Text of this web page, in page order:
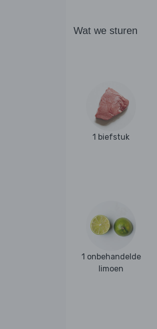
Wat we sturen
1 biefstuk
1 onbehandelde
limoen